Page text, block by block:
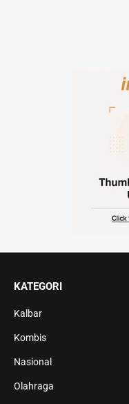
KATEGORI
Kalbar
Kombis
Nasional
Olahraga